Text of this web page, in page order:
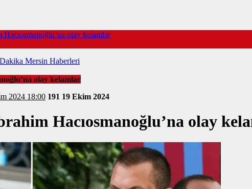
olay kelamlar
Mersin Haberleri
olay kelamlar
Ekim 2024 18:00 191 19 Ekim 2024
Hacıosmanoğlu’na olay